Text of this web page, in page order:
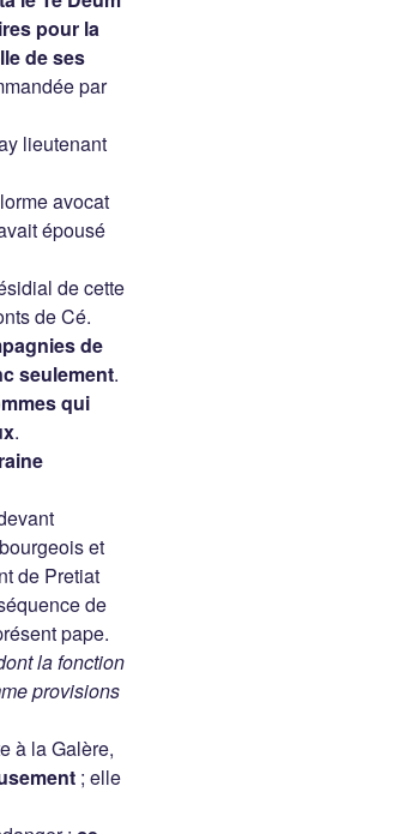
pour la
de ses
par
lieutenant
avocat
épousé
de cette
de Cé.
de
seulement.
qui
.
et
de Pretiat
de
pape.
la fonction
provisions
à la Galère,
; elle